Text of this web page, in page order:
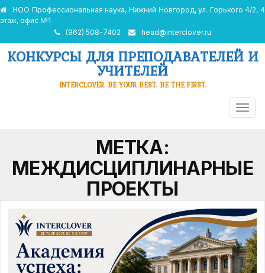
НОО Профессиональная наука, Нижний Новгород, ул. Горького 4/2, 4
этаж, офис №1
(962) 508-7402
head@interclover.ru
КОНКУРСЫ ДЛЯ ПРЕПОДАВАТЕЛЕЙ И
УЧИТЕЛЕЙ
INTERCLOVER. BE YOUR BEST. BE THE FIRST.
МЕТКА:
МЕЖДИСЦИПЛИНАРНЫЕ
ПРОЕКТЫ